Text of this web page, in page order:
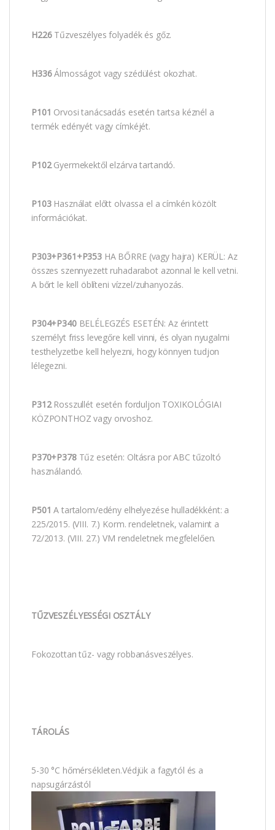
H226 Tűzveszélyes folyadék és gőz.
H336Álmosságot vagy szédülést okozhat.
P101 Orvosi tanácsadás esetén tartsa kéznél a
termék edényét vagy címkéjét.
P102Gyermekektől elzárva tartandó.
P103 Használat előtt olvassa el a címkén közölt
információkat.
P303+P361+P353 HA BŐRRE (vagy hajra) KERÜL: Az
összes szennyezett ruhadarabot azonnal le kell vetni.
A bőrt le kell öblíteni vízzel/zuhanyozás.
P304+P340BELÉLEGZÉS ESETÉN: Az érintett
személyt friss levegőre kell vinni, és olyan nyugalmi
testhelyzetbe kell helyezni, hogy könnyen tudjon
lélegezni.
P312 Rosszullét esetén forduljon TOXIKOLÓGIAI
KÖZPONTHOZ vagy orvoshoz.
P370+P378Tűz esetén: Oltásra por ABC tűzoltó
használandó.
P501A tartalom/edény elhelyezése hulladékként: a
225/2015. (VIII. 7.) Korm. rendeletnek, valamint a
72/2013. (VIII. 27.) VM rendeletnek megfelelően.
TŰZVESZÉLYESSÉGI OSZTÁLY
Fokozottan tűz- vagy robbanásveszélyes.
TÁROLÁS
5-30 °C hőmérsékleten.Védjük a fagytól és a
napsugárzástól